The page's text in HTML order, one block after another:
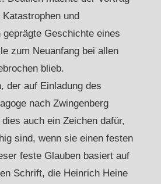
und
Geschichte eines
zum Neuanfang bei allen
blieb.
der auf Einladung des
nach Zwingenberg
auch ein Zeichen dafür,
sind, wenn sie einen festen
feste Glauben basiert auf
Schrift, die Heinrich Heine